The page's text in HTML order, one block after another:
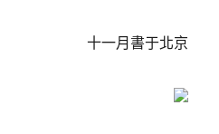
十一月書于北京